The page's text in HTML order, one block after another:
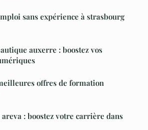
sans expérience à strasbourg
auxerre : boostez vos
offres de formation
: boostez votre carrière dans